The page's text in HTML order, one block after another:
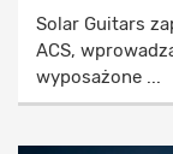
Solar Guitars
ACS,
wyposażone ...